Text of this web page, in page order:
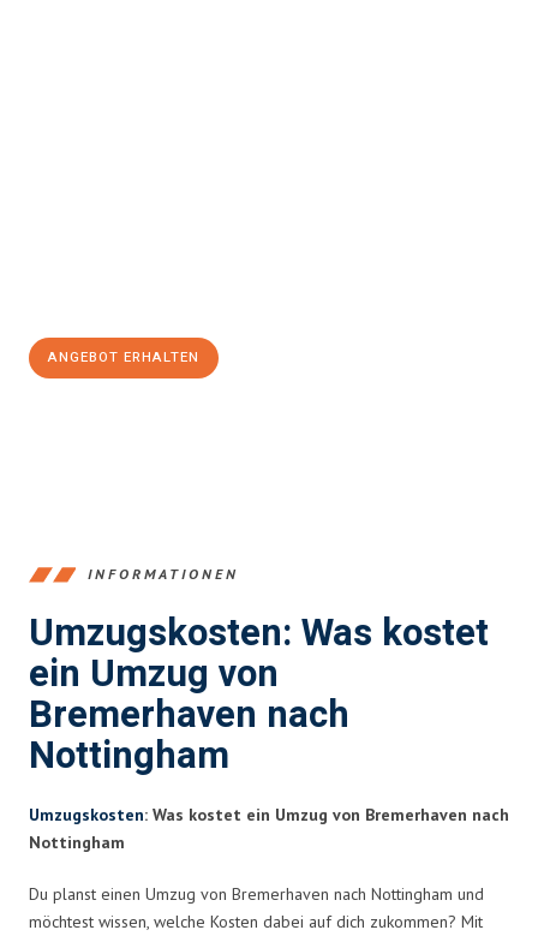
ANGEBOT ERHALTEN
INFORMATIONEN
Umzugskosten: Was kostet
ein Umzug von
Bremerhaven nach
Nottingham
Umzugskosten: Was kostet ein Umzug von Bremerhaven nach
Nottingham
Du planst einen Umzug von Bremerhaven nach Nottingham und
möchtest wissen, welche Kosten dabei auf dich zukommen? Mit